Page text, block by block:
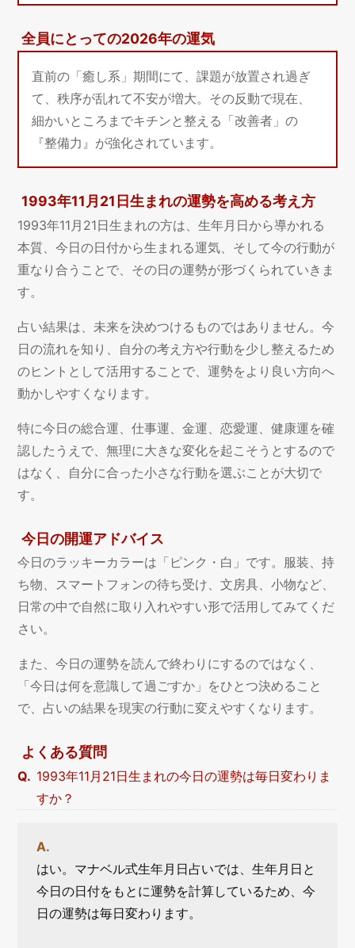
全員にとっての2026年の運気
直前の「癒し系」期間にて、課題が放置され過ぎ
て、秩序が乱れて不安が増大。その反動で現在、
細かいところまでキチンと整える「改善者」の
『整備力』が強化されています。
1993年11月21日生まれの運勢を高める考え方
1993年11月21日生まれの方は、生年月日から導かれる
本質、今日の日付から生まれる運気、そして今の行動が
重なり合うことで、その日の運勢が形づくられていきま
す。
占い結果は、未来を決めつけるものではありません。今
日の流れを知り、自分の考え方や行動を少し整えるため
のヒントとして活用することで、運勢をより良い方向へ
動かしやすくなります。
特に今日の総合運、仕事運、金運、恋愛運、健康運を確
認したうえで、無理に大きな変化を起こそうとするので
はなく、自分に合った小さな行動を選ぶことが大切で
す。
今日の開運アドバイス
今日のラッキーカラーは「ピンク・白」です。服装、持
ち物、スマートフォンの待ち受け、文房具、小物など、
日常の中で自然に取り入れやすい形で活用してみてくだ
さい。
また、今日の運勢を読んで終わりにするのではなく、
「今日は何を意識して過ごすか」をひとつ決めること
で、占いの結果を現実の行動に変えやすくなります。
よくある質問
1993年11月21日生まれの今日の運勢は毎日変わりま
すか？
はい。マナベル式生年月日占いでは、生年月日と
今日の日付をもとに運勢を計算しているため、今
日の運勢は毎日変わります。